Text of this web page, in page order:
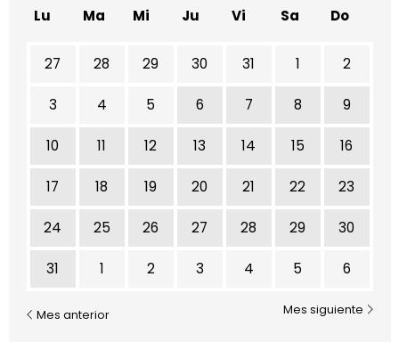
Lu
Ma Mi Ju Vi Sa Do
No hay ninguna actividad este mes
27 28 29 30 31 1 2
3 4 5 6 7 8 9
10 11 12 13 14 15 16
17 18 19 20 21 22 23
24 25 26 27 28 29 30
31 1 2 3 4 5 6
Mes anterior Mes siguiente